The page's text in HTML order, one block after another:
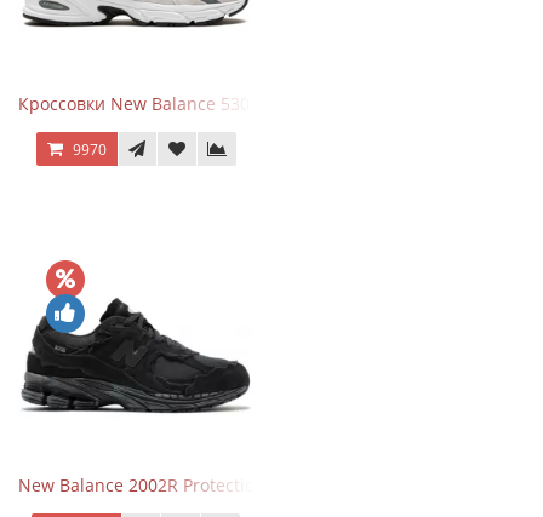
Кроссовки New Balance 530 Grey Matter Harbor Grey
9970
New Balance 2002R Protection Phantom Black